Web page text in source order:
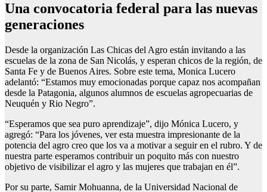
Una convocatoria federal para las nuevas
generaciones
Desde la organización Las Chicas del Agro están invitando a las
escuelas de la zona de San Nicolás, y esperan chicos de la región, de
Santa Fe y de Buenos Aires. Sobre este tema, Monica Lucero
adelantó: “Estamos muy emocionadas porque capaz nos acompañan
desde la Patagonia, algunos alumnos de escuelas agropecuarias de
Neuquén y Rio Negro”.
“Esperamos que sea puro aprendizaje”, dijo Mónica Lucero, y
agregó: “Para los jóvenes, ver esta muestra impresionante de la
potencia del agro creo que los va a motivar a seguir en el rubro. Y de
nuestra parte esperamos contribuir un poquito más con nuestro
objetivo de visibilizar el agro y las mujeres que trabajan en él”.
Por su parte, Samir Mohuanna, de la Universidad Nacional de